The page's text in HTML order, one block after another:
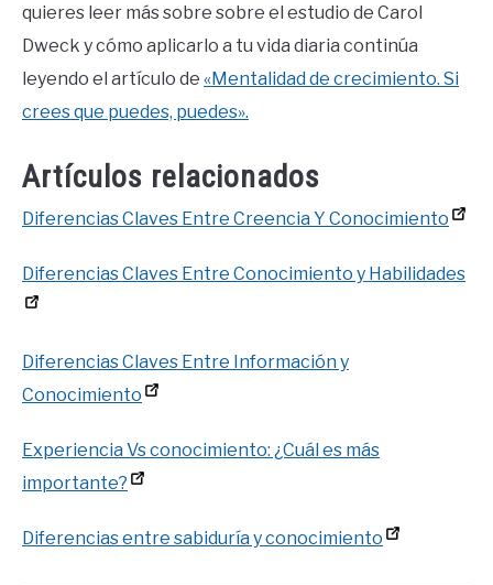
quieres leer más sobre sobre el estudio de Carol
Dweck y cómo aplicarlo a tu vida diaria continúa
leyendo el artículo de «Mentalidad de crecimiento. Si
crees que puedes, puedes».
Artículos relacionados
Diferencias Claves Entre Creencia Y Conocimiento
Diferencias Claves Entre Conocimiento y Habilidades
Diferencias Claves Entre Información y
Conocimiento
Experiencia Vs conocimiento: ¿Cuál es más
importante?
Diferencias entre sabiduría y conocimiento